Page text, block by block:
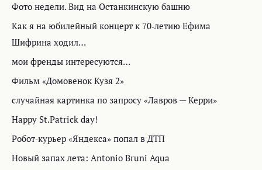
Фото недели. Вид на Останкинскую башню
Как я на юбилейный концерт к 70‑летию Ефима
Шифрина ходил…
мои френды интересуются…
Фильм «Домовенок Кузя 2»
случайная картинка по запросу «Лавров — Керри»
Happy St.Patrick day!
Робот‑курьер «Яндекса» попал в ДТП
Новый запах лета: Antonio Bruni Aqua